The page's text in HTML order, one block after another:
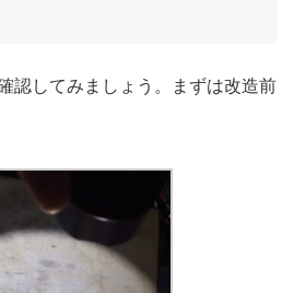
認してみましょう。まずは改造前